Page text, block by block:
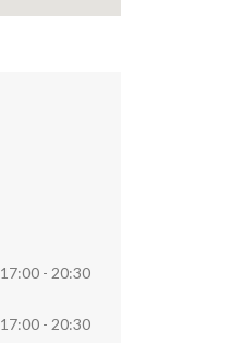
17:00 - 20:30
17:00 - 20:30